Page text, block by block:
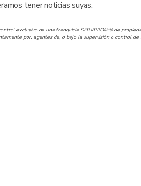
tener noticias suyas.
exclusivo de una franquicia SERVPRO®® de
por, agentes de, o bajo la supervisión o control de